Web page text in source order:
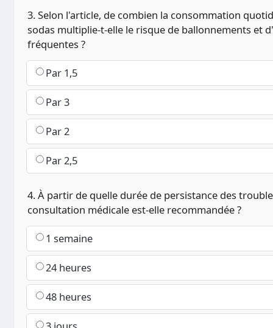
3. Selon l'article, de combien la consommation
sodas multiplie-t-elle le risque de ballonnements et
fréquentes ?
Par 1,5
Par 3
Par 2
Par 2,5
4. À partir de quelle durée de persistance des
consultation médicale est-elle recommandée ?
1 semaine
24 heures
48 heures